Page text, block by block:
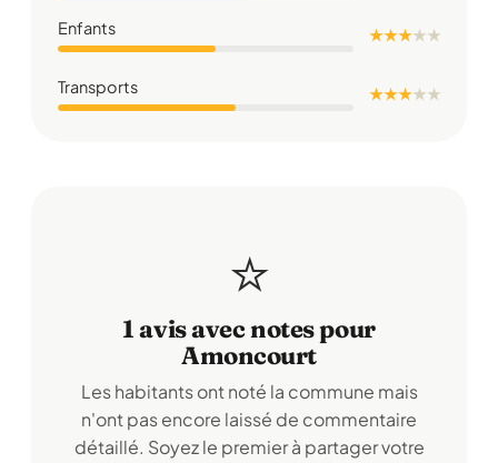
Enfants ★ ★ ★★★
Transports ★ ★ ★★★
⭐
1 avis avec notes pour
Amoncourt
Les habitants ont noté la commune mais
n'ont pas encore laissé de commentaire
détaillé. Soyez le premier à partager votre